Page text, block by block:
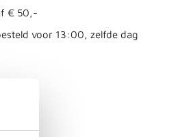
€ 50,-
voor 13:00, zelfde dag